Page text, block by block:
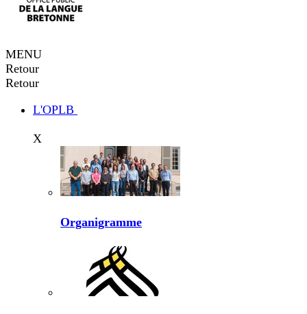
MENU
Retour
Retour
L'OPLB
X
Organigramme